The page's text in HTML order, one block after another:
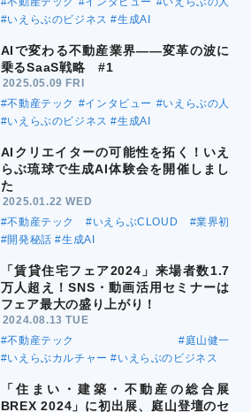
#いえらぶのビジネス #生成AI
AIで変わる不動産業界――変革の波に
乗るSaaS戦略 #1
2025.05.09 FRI
#不動産テック #インタビュー #いえらぶの人
#いえらぶのビジネス #生成AI
AIクリエイターの可能性を拓く！いえ
らぶ琉球で生成AI体験会を開催しまし
た
2025.01.22 WED
#不動産テック
#いえらぶCLOUD
#業界初
#開発秘話 #生成AI
「賃貸住宅フェア2024」来場者数1.7
万人超え！SNS・動画活用セミナーは
フェア最大の盛り上がり！
2024.08.13 TUE
#不動産テック
#庭山健一
#いえらぶカルチャー #いえらぶのビジネス
「住まい・建築・不動産の総合展
BREX 2024」に初出展、庭山登壇のセ